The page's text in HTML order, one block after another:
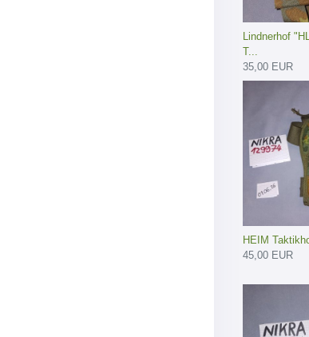
Lindnerhof
T...
35,00 EUR
HEIM
45,00 EUR